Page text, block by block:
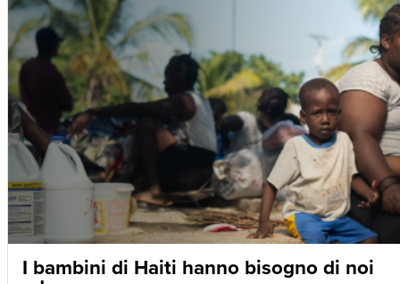
I bambini di Haiti hanno bisogno di noi